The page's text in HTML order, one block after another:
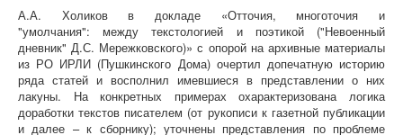
А.А. Холиков в докладе «Отточия, многоточия и
"умолчания": между текстологией и поэтикой ("Невоенный
дневник" Д.С. Мережковского)» с опорой на архивные материалы
из РО ИРЛИ (Пушкинского Дома) очертил допечатную историю
ряда статей и восполнил имевшиеся в представлении о них
лакуны. На конкретных примерах охарактеризована логика
доработки текстов писателем (от рукописи к газетной публикации
и далее – к сборнику); уточнены представления по проблеме